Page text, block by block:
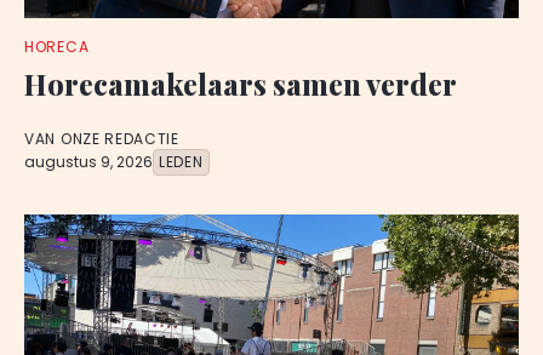
HORECA
Horecamakelaars samen verder
VAN ONZE REDACTIE
augustus 9, 2026 LEDEN